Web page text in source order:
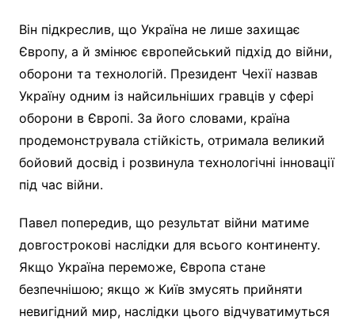
Він підкреслив, що Україна не лише захищає
Європу, а й змінює європейський підхід до війни,
оборони та технологій. Президент Чехії назвав
Україну одним із найсильніших гравців у сфері
оборони в Європі. За його словами, країна
продемонструвала стійкість, отримала великий
бойовий досвід і розвинула технологічні інновації
під час війни.
Павел попередив, що результат війни матиме
довгострокові наслідки для всього континенту.
Якщо Україна переможе, Європа стане
безпечнішою; якщо ж Київ змусять прийняти
невигідний мир, наслідки цього відчуватимуться